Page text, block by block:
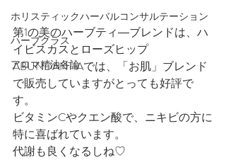
ホリスティックハーバルコンサルテーション
ハーブクラス
アロマ精油各論
第1の美のハーブティ―ブレンドは、ハ
イビスカスとローズヒップ
ABUNDANTIAでは、「お肌」ブレンド
で販売していますがとっても好評で
す。
ビタミンCやクエン酸で、ニキビの方に
特に喜ばれています。
代謝も良くなるしね♡